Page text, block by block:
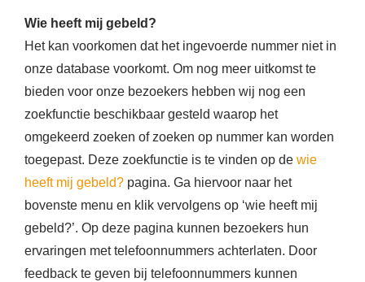
Wie heeft mij gebeld?
Het kan voorkomen dat het ingevoerde nummer niet in
onze database voorkomt. Om nog meer uitkomst te
bieden voor onze bezoekers hebben wij nog een
zoekfunctie beschikbaar gesteld waarop het
omgekeerd zoeken of zoeken op nummer kan worden
toegepast. Deze zoekfunctie is te vinden op de wie
heeft mij gebeld? pagina. Ga hiervoor naar het
bovenste menu en klik vervolgens op ‘wie heeft mij
gebeld?’. Op deze pagina kunnen bezoekers hun
ervaringen met telefoonnummers achterlaten. Door
feedback te geven bij telefoonnummers kunnen